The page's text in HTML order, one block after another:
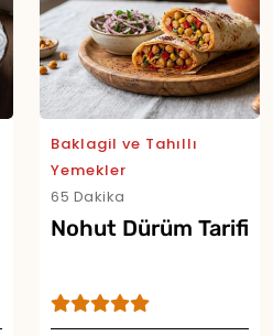
Baklagil ve Tahıllı
Yemekler
65 Dakika
Nohut Dürüm Tarifi